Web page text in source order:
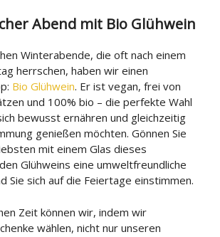
Abend mit Bio Glühwein
Winterabende, die oft nach einem
herrschen, haben wir einen
Bio Glühwein. Er ist vegan, frei von
und 100% bio – die perfekte Wahl
bewusst ernähren und gleichzeitig
genießen möchten. Gönnen Sie
mit einem Glas dieses
Glühweins eine umweltfreundliche
Sie sich auf die Feiertage einstimmen.
Zeit können wir, indem wir
wählen, nicht nur unseren